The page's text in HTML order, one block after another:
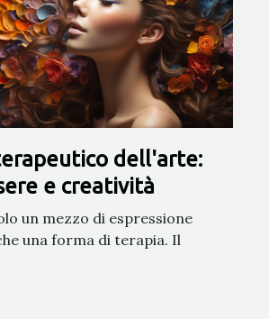
dell'arte:
e creatività
un mezzo di espressione
una forma di terapia. Il